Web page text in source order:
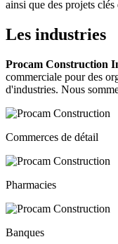
ainsi que des projets clés
Les industries
Procam Construction
commerciale pour des
d'industries. Nous
Commerces de détail
Pharmacies
Banques